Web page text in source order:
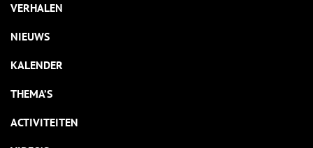
VERHALEN
NIEUWS
KALENDER
THEMA’S
ACTIVITEITEN